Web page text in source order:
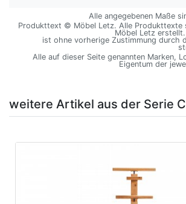
Alle angegebenen Maße
Produkttext © Möbel Letz. Alle Produkttexte
Möbel Letz
ist ohne vorherige Zustimmung durch
Alle auf dieser Seite genannten Marken,
Eigentum der
weitere Artikel aus der Serie